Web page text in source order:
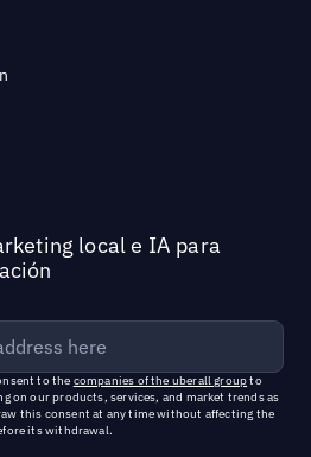
local e IA para
to the companies of the uberall groupto
on our products, services, and market trends as
this consent at any time without affecting the
its withdrawal.